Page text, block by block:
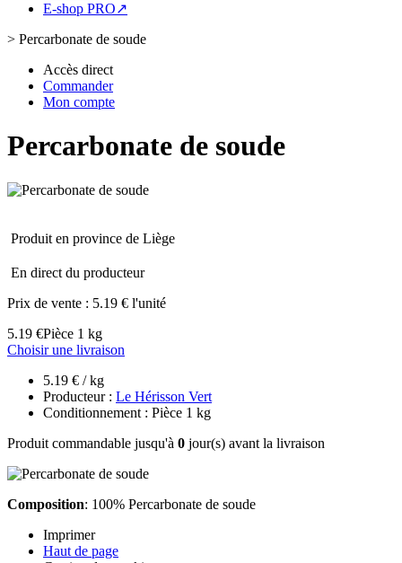
E-shop PRO↗
> Percarbonate de soude
Accès direct
Commander
Mon compte
Percarbonate de soude
Produit en province de Liège
En direct du producteur
Prix de vente : 5.19 € l'unité
5.19 €Pièce 1 kg
Choisir une livraison
5.19 € / kg
Producteur : Le Hérisson Vert
Conditionnement : Pièce 1 kg
Produit commandable jusqu'à 0 jour(s) avant la livraison
Composition: 100% Percarbonate de soude
Imprimer
Haut de page